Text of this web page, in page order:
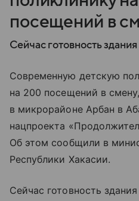
посещений в
Сейчас готовность
Современную детскую
на 200 посещений в
в микрорайоне Арбан в
нацпроекта
Об этом сообщили в
Республики Хакасии.
Сейчас готовность